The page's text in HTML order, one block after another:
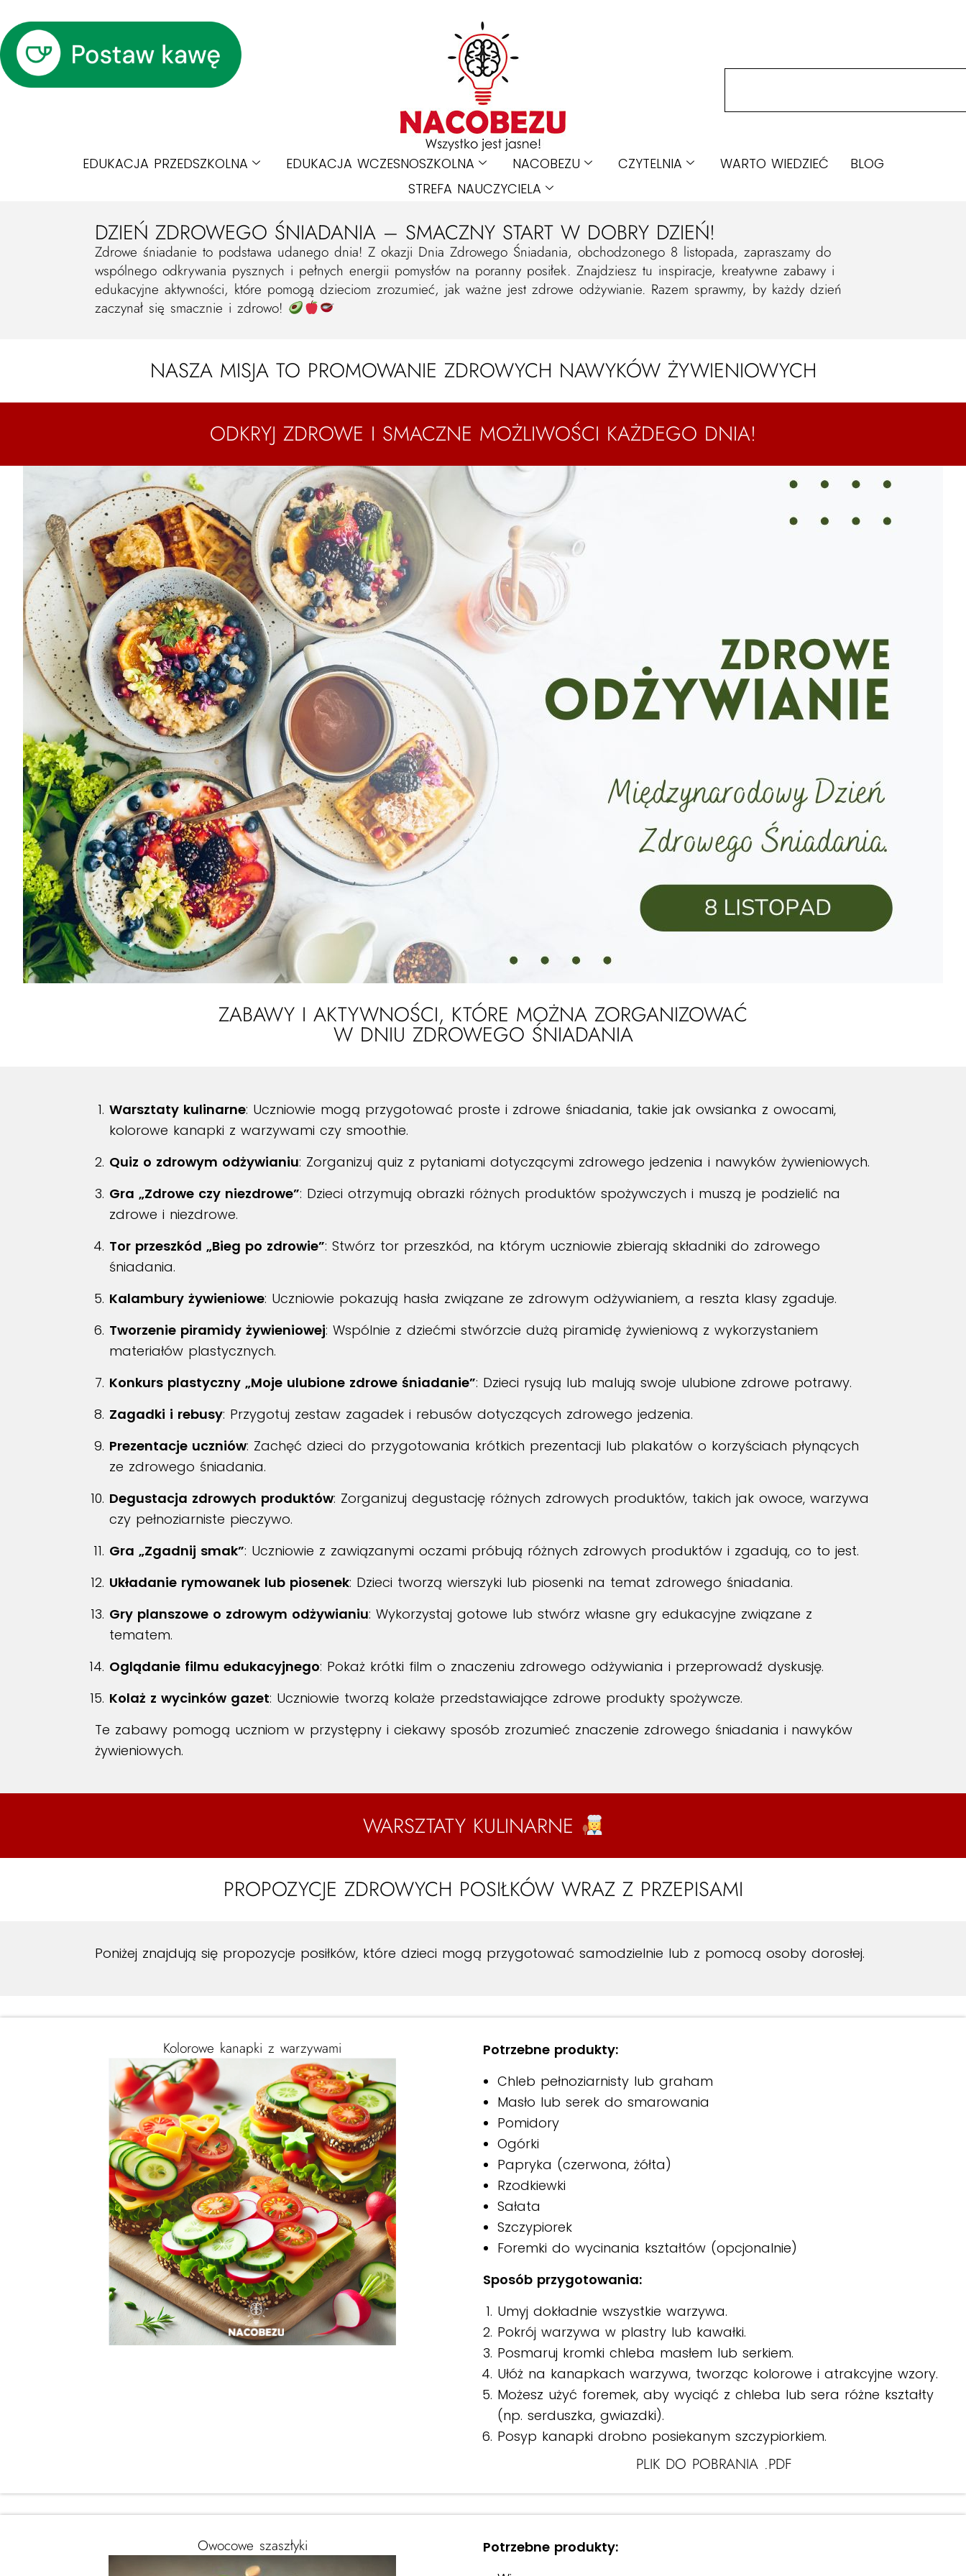
EDUKACJA PRZEDSZKOLNA EDUKACJA WCZESNOSZKOLNA NACOBEZU CZYTELNIA WARTO WIEDZIEĆ
BLOG
STREFA NAUCZYCIELA
DZIEŃ ZDROWEGO ŚNIADANIA – SMACZNY START W DOBRY DZIEŃ!
Zdrowe śniadanie to podstawa udanego dnia! Z okazji Dnia Zdrowego Śniadania, obchodzonego 8 listopada, zapraszamy do
wspólnego odkrywania pysznych i pełnych energii pomysłów na poranny posiłek. Znajdziesz tu inspiracje, kreatywne zabawy i
edukacyjne aktywności, które pomogą dzieciom zrozumieć, jak ważne jest zdrowe odżywianie. Razem sprawmy, by każdy dzień
zaczynał się smacznie i zdrowo!
NASZA MISJA TO PROMOWANIE ZDROWYCH NAWYKÓW ŻYWIENIOWYCH
ODKRYJ ZDROWE I SMACZNE MOŻLIWOŚCI KAŻDEGO DNIA!
ZABAWY I AKTYWNOŚCI, KTÓRE MOŻNA ZORGANIZOWAĆ
W DNIU ZDROWEGO ŚNIADANIA
Warsztaty kulinarne: Uczniowie mogą przygotować proste i zdrowe śniadania, takie jak owsianka z owocami,
kolorowe kanapki z warzywami czy smoothie.
Quiz o zdrowym odżywianiu: Zorganizuj quiz z pytaniami dotyczącymi zdrowego jedzenia i nawyków żywieniowych.
Gra „Zdrowe czy niezdrowe”: Dzieci otrzymują obrazki różnych produktów spożywczych i muszą je podzielić na
zdrowe i niezdrowe.
Tor przeszkód „Bieg po zdrowie”: Stwórz tor przeszkód, na którym uczniowie zbierają składniki do zdrowego
śniadania.
Kalambury żywieniowe: Uczniowie pokazują hasła związane ze zdrowym odżywianiem, a reszta klasy zgaduje.
Tworzenie piramidy żywieniowej: Wspólnie z dziećmi stwórzcie dużą piramidę żywieniową z wykorzystaniem
materiałów plastycznych.
Konkurs plastyczny „Moje ulubione zdrowe śniadanie”: Dzieci rysują lub malują swoje ulubione zdrowe potrawy.
Zagadki i rebusy: Przygotuj zestaw zagadek i rebusów dotyczących zdrowego jedzenia.
Prezentacje uczniów: Zachęć dzieci do przygotowania krótkich prezentacji lub plakatów o korzyściach płynących
ze zdrowego śniadania.
Degustacja zdrowych produktów: Zorganizuj degustację różnych zdrowych produktów, takich jak owoce, warzywa
czy pełnoziarniste pieczywo.
Gra „Zgadnij smak”: Uczniowie z zawiązanymi oczami próbują różnych zdrowych produktów i zgadują, co to jest.
Układanie rymowanek lub piosenek: Dzieci tworzą wierszyki lub piosenki na temat zdrowego śniadania.
Gry planszowe o zdrowym odżywianiu: Wykorzystaj gotowe lub stwórz własne gry edukacyjne związane z
tematem.
Oglądanie filmu edukacyjnego: Pokaż krótki film o znaczeniu zdrowego odżywiania i przeprowadź dyskusję.
Kolaż z wycinków gazet: Uczniowie tworzą kolaże przedstawiające zdrowe produkty spożywcze.
Te zabawy pomogą uczniom w przystępny i ciekawy sposób zrozumieć znaczenie zdrowego śniadania i nawyków
żywieniowych.
WARSZTATY KULINARNE
PROPOZYCJE ZDROWYCH POSIŁKÓW WRAZ Z PRZEPISAMI
Poniżej znajdują się propozycje posiłków, które dzieci mogą przygotować samodzielnie lub z pomocą osoby dorosłej.
Kolorowe kanapki z warzywami
Potrzebne produkty:
Chleb pełnoziarnisty lub graham
Masło lub serek do smarowania
Pomidory
Ogórki
Papryka (czerwona, żółta)
Rzodkiewki
Sałata
Szczypiorek
Foremki do wycinania kształtów (opcjonalnie)
Sposób przygotowania:
Umyj dokładnie wszystkie warzywa.
Pokrój warzywa w plastry lub kawałki.
Posmaruj kromki chleba masłem lub serkiem.
Ułóż na kanapkach warzywa, tworząc kolorowe i atrakcyjne wzory.
Możesz użyć foremek, aby wyciąć z chleba lub sera różne kształty
(np. serduszka, gwiazdki).
Posyp kanapki drobno posiekanym szczypiorkiem.
PLIK DO POBRANIA .PDF
Owocowe szaszłyki
Potrzebne produkty: